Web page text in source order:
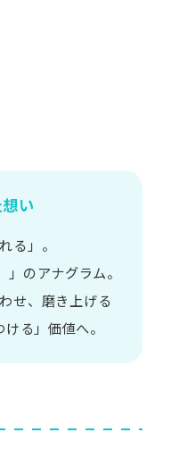
い
る」。
の​アナグラム。
せ、 磨き上げる​
る」価値へ。​